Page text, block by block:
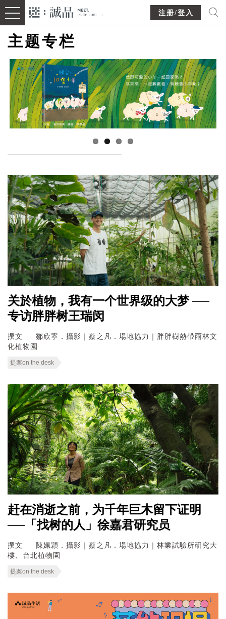
注册/登入
主题专栏
关於植物，我有一个世界级的大梦 ──
专访胖胖树王瑞闵
撰文
鄒欣寧．攝影｜蔡之凡．場地協力｜胖胖樹熱帶雨林文
化植物園
提案on the desk
赶在消逝之前，为千年巨木留下证明
──「找树的人」徐嘉君研究员
撰文
陳姵穎．攝影｜蔡之凡．場地協力｜林業試驗所研究大
樓、台北植物園
提案on the desk